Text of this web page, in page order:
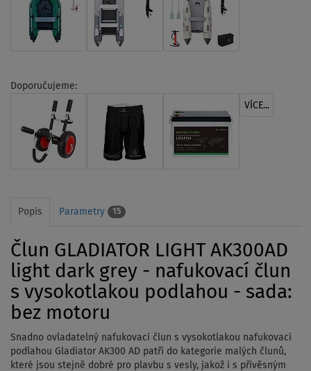
Doporučujeme:
VÍCE...
Popis Parametry 15
Člun GLADIATOR LIGHT AK300AD
light dark grey - nafukovací člun
s vysokotlakou podlahou - sada:
bez motoru
Snadno ovladatelný nafukovací člun s vysokotlakou nafukovací
podlahou Gladiator AK300 AD patří do kategorie malých člunů,
které jsou stejně dobré pro plavbu s vesly, jakož i s přívěsným